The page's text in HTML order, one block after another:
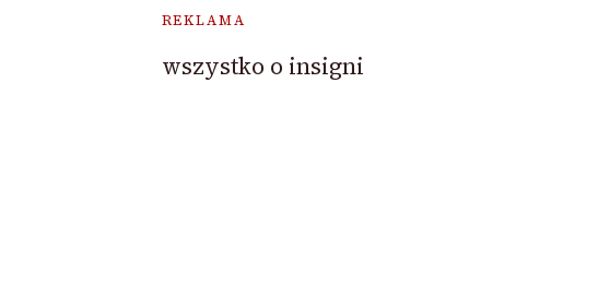
REKLAMA
wszystko o insigni